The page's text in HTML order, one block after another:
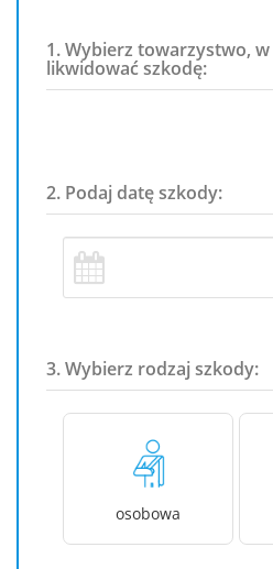
1. Wybierz towarzystwo,
likwidować szkodę:
2. Podaj datę szkody:
3. Wybierz rodzaj szkody:
osobowa